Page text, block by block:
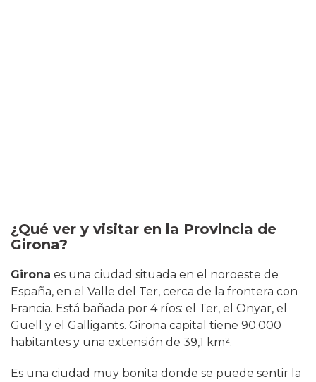
¿Qué ver y visitar en la Provincia de
Girona?
Girona es una ciudad situada en el noroeste de
España, en el Valle del Ter, cerca de la frontera con
Francia. Está bañada por 4 ríos: el Ter, el Onyar, el
Güell y el Galligants. Girona capital tiene 90.000
habitantes y una extensión de 39,1 km².
Es una ciudad muy bonita donde se puede sentir la